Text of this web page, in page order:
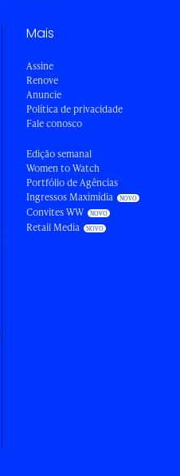
Mais
Assine
Renove
Anuncie
Política de privacidade
Fale conosco
Edição semanal
Women to Watch
Portfólio de Agências
Ingressos Maximídia
Convites WW
Retail Media